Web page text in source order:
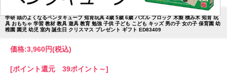
学研 頭のよくなるペンタキューブ 知育玩具 4歳 5歳 6歳 パズル ブロック 木製 積み木 知育 玩
具 おもちゃ 学習 教材 教具 遊具 教育 勉強 子供 子ども こども キッズ 男の子 女の子 保育園 幼
稚園 園児 幼児 室内 誕生日 クリスマス プレゼント ギフト ED83409
価格:3,960円(税込)
[ポイント還元 39ポイント～]